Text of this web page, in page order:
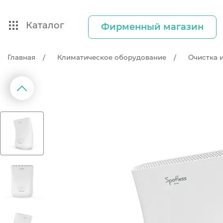
Каталог Фирменный магазин
Главная Климатическое оборудование Очистка
П
р
е
д
ы
д
у
щ
и
й
с
л
а
й